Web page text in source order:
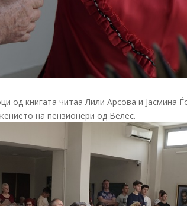
од книгата читаа Лили Арсова и Јасмина
на пензионери од Велес.